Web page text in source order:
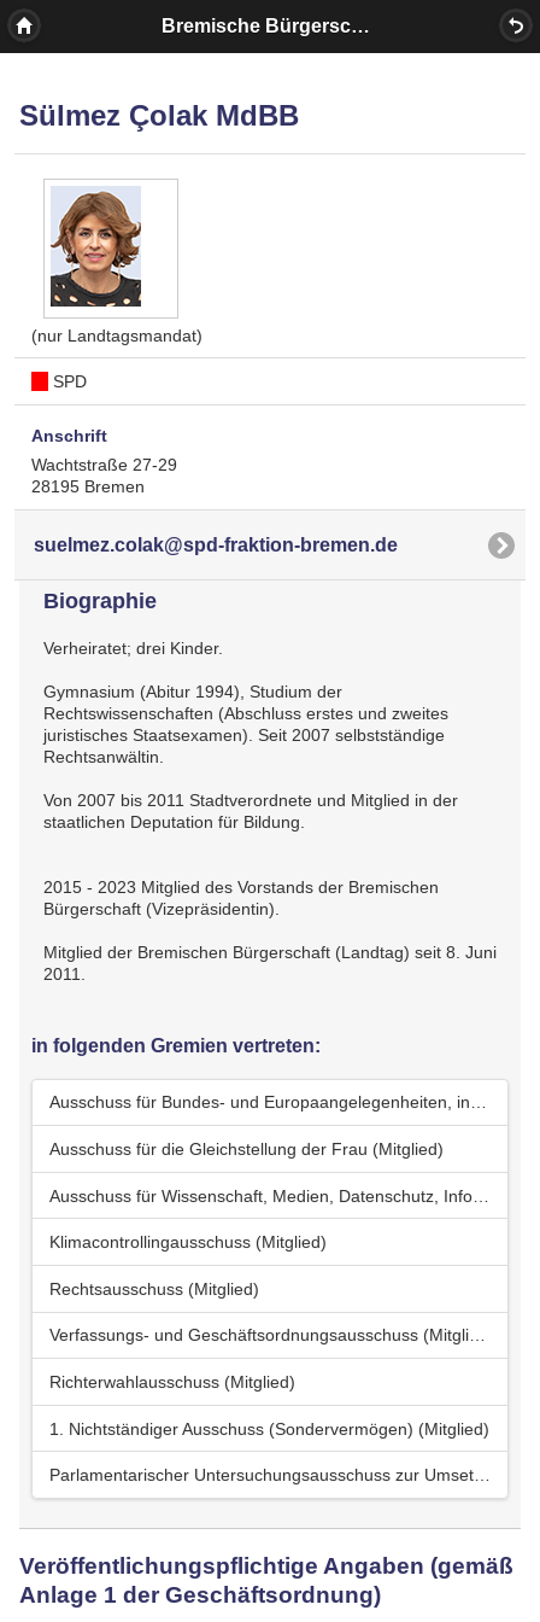
Bremische Bürgerschaft
Sülmez Çolak MdBB
(nur Landtagsmandat)
SPD
Anschrift
Wachtstraße 27-29
28195 Bremen
suelmez.colak@spd-fraktion-bremen.de
Biographie
Verheiratet; drei Kinder.
Gymnasium (Abitur 1994), Studium der
Rechtswissenschaften (Abschluss erstes und zweites
juristisches Staatsexamen). Seit 2007 selbstständige
Rechtsanwältin.
Von 2007 bis 2011 Stadtverordnete und Mitglied in der
staatlichen Deputation für Bildung.
2015 - 2023 Mitglied des Vorstands der Bremischen
Bürgerschaft (Vizepräsidentin).
Mitglied der Bremischen Bürgerschaft (Landtag) seit 8. Juni
2011.
in folgenden Gremien vertreten:
Ausschuss für Bundes- und Europaangelegenheiten, internationale Kontakte und Entwicklungszusammenarbeit (stellv. Mitglied)
Ausschuss für die Gleichstellung der Frau (Mitglied)
Klimacontrollingausschuss (Mitglied)
Rechtsausschuss (Mitglied)
Verfassungs- und Geschäftsordnungsausschuss (Mitglied)
Richterwahlausschuss (Mitglied)
1. Nichtständiger Ausschuss (Sondervermögen) (Mitglied)
Parlamentarischer Untersuchungsausschuss zur Umsetzung der Versetzung von Staatsrätinnen und Staatsräten der Senate Sieling und Bovenschulte in den einstweiligen Ruhestand zwischen 2016 und 2025 u.a. (Mitglied)
Veröffentlichungspflichtige Angaben (gemäß
Anlage 1 der Geschäftsordnung)